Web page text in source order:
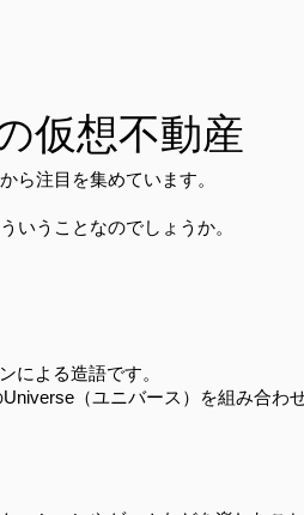
仮想不動産
ら注目を集めています。
いうことなのでしょうか。
による造語です。
（ユニバース）を組み合わ